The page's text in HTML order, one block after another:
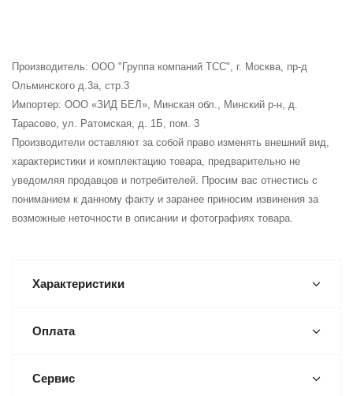
Производитель: ООО "Группа компаний ТСС", г. Москва, пр-д
Ольминского д.3а, стр.3
Импортер: ООО «ЗИД БЕЛ», Минская обл., Минский р-н, д.
Тарасово, ул. Ратомская, д. 1Б, пом. 3
Производители оставляют за собой право изменять внешний вид,
характеристики и комплектацию товара, предварительно не
уведомляя продавцов и потребителей. Просим вас отнестись с
пониманием к данному факту и заранее приносим извинения за
возможные неточности в описании и фотографиях товара.
Характеристики
Оплата
Сервис